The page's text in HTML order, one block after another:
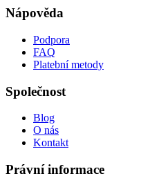
Nápověda
Podpora
FAQ
Platební metody
Společnost
Blog
O nás
Kontakt
Právní informace